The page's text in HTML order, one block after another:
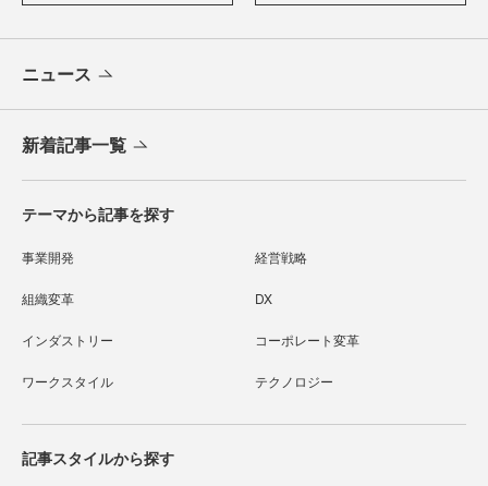
ニュース
新着記事一覧
テーマから記事を探す
事業開発 経営戦略
組織変革 DX
インダストリー コーポレート変革
ワークスタイル テクノロジー
記事スタイルから探す